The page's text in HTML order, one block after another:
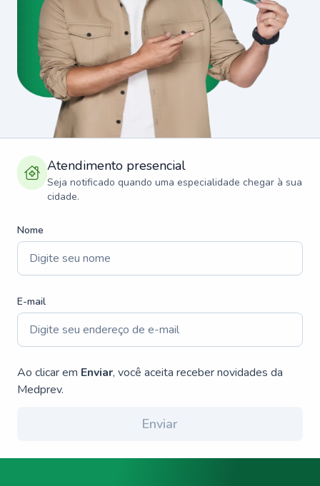
Atendimento presencial
Seja notificado quando uma especialidade chegar à sua
cidade.
Nome
E-mail
Ao clicar em Enviar, você aceita receber novidades da
Medprev.
Enviar